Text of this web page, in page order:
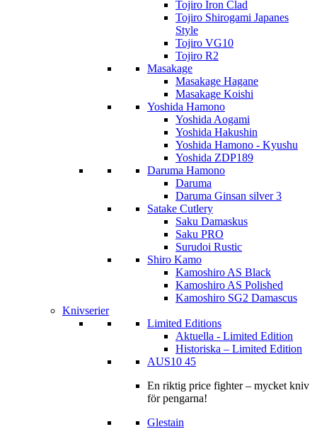
Tojiro Iron Clad
Tojiro Shirogami Japanes
Style
Tojiro VG10
Tojiro R2
Masakage
Masakage Hagane
Masakage Koishi
Yoshida Hamono
Yoshida Aogami
Yoshida Hakushin
Yoshida Hamono - Kyushu
Yoshida ZDP189
Daruma Hamono
Daruma
Daruma Ginsan silver 3
Satake Cutlery
Saku Damaskus
Saku PRO
Surudoi Rustic
Shiro Kamo
Kamoshiro AS Black
Kamoshiro AS Polished
Kamoshiro SG2 Damascus
Knivserier
Limited Editions
Aktuella - Limited Edition
Historiska – Limited Edition
AUS10 45
En riktig price fighter – mycket kniv
för pengarna!
Glestain